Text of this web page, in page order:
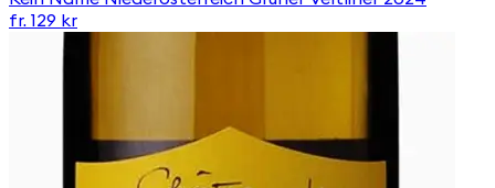
fr. 129 kr